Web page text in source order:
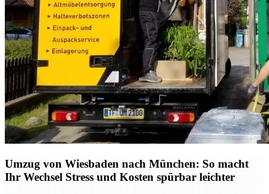
Umzug von Wiesbaden nach München: So macht
Ihr Wechsel Stress und Kosten spürbar leichter